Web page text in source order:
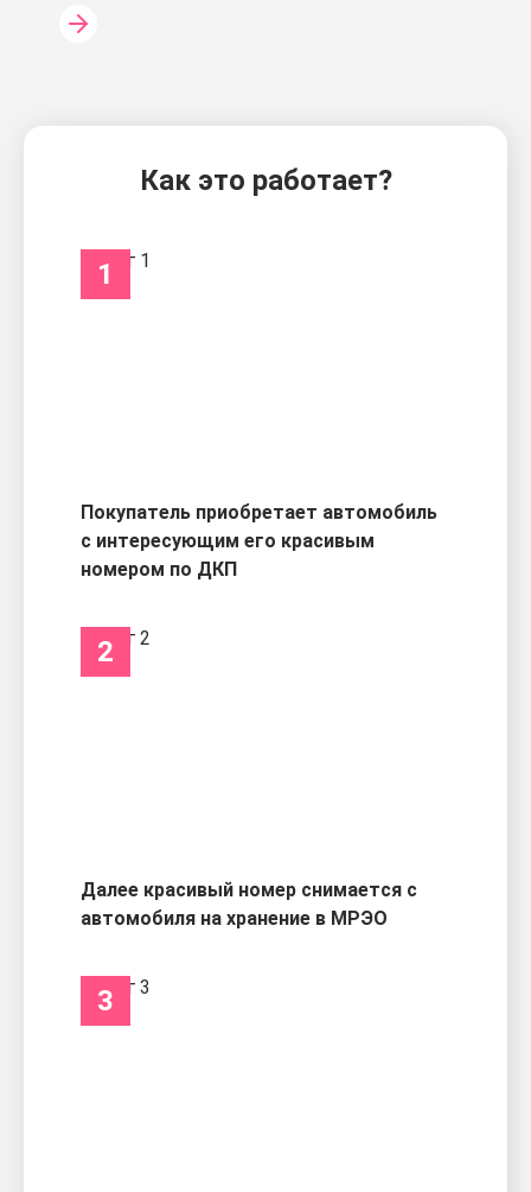
Как это работает?
1
Покупатель приобретает автомобиль
с интересующим его красивым
номером по ДКП
2
Далее красивый номер снимается с
автомобиля на хранение в МРЭО
3